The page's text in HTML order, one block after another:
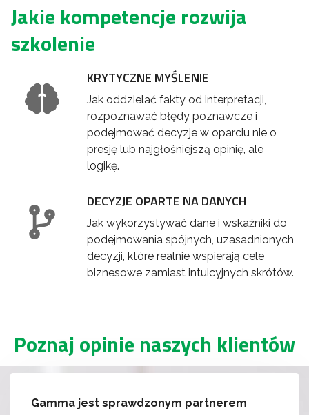
Jakie kompetencje rozwija
szkolenie
KRYTYCZNE MYŚLENIE
Jak oddzielać fakty od interpretacji,
rozpoznawać błędy poznawcze i
podejmować decyzje w oparciu nie o
presję lub najgłośniejszą opinię, ale
logikę.
DECYZJE OPARTE NA DANYCH
Jak wykorzystywać dane i wskaźniki do
podejmowania spójnych, uzasadnionych
decyzji, które realnie wspierają cele
biznesowe zamiast intuicyjnych skrótów.
Poznaj opinie naszych klientów
Gamma jest sprawdzonym partnerem